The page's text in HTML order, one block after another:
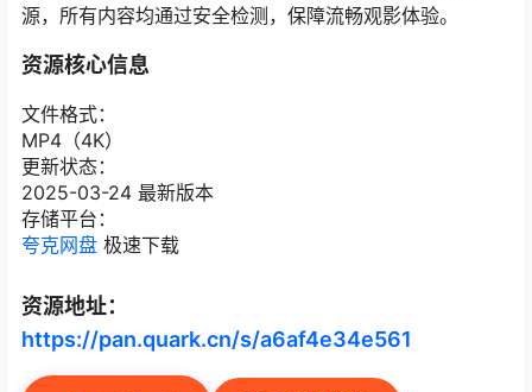
源，所有内容均通过安全检测，保障流畅观影体验。
资源核心信息
文件格式：
MP4（4K）
更新状态：
2025-03-24 最新版本
存储平台：
夸克网盘 极速下载
资源地址：
https://pan.quark.cn/s/a6af4e34e561